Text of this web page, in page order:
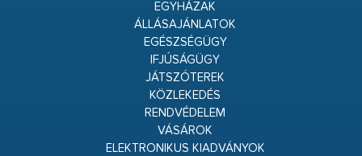
EGYHÁZAK
ÁLLÁSAJÁNLATOK
EGÉSZSÉGÜGY
IFJÚSÁGÜGY
JÁTSZÓTEREK
KÖZLEKEDÉS
RENDVÉDELEM
VÁSÁROK
ELEKTRONIKUS KIADVÁNYOK